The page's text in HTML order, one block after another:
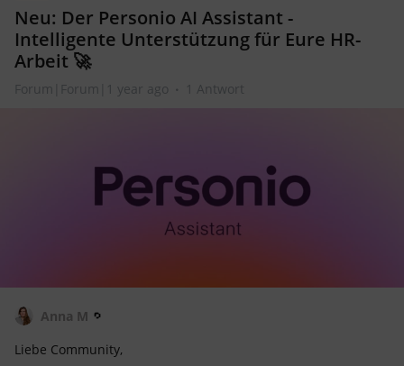
Neu: Der Personio AI Assistant -
Intelligente Unterstützung für Eure HR-
Arbeit 🚀
Forum|Forum|1 year ago 1 Antwort
Anna M
Liebe Community,